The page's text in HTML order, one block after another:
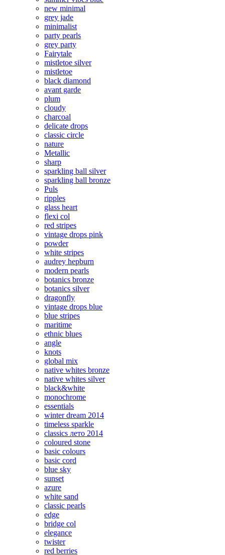
new minimal
grey jade
minimalist
party pearls
grey party
Fairytale
mistletoe silver
mistletoe
black diamond
avant garde
plum
cloudy
charcoal
delicate drops
classic circle
nature
Metallic
sharp
sparkling ball silver
sparkling ball bronze
Puls
ripples
glass heart
flexi col
red stripes
vintage drops pink
powder
white stripes
audrey hepburn
modern pearls
botanics bronze
botanics silver
dragonfly
vintage drops blue
blue stripes
maritime
ethnic blues
angle
knots
global mix
native whites bronze
native whites silver
black&white
monochrome
essentials
winter dream 2014
timeless sparkle
classics лето 2014
coloured stone
basic colours
basic cord
blue sky
sunset
azure
white sand
classic pearls
edge
bridge col
elegance
twister
red berries